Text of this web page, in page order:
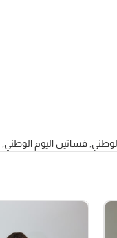
فساتين اليوم الوطني